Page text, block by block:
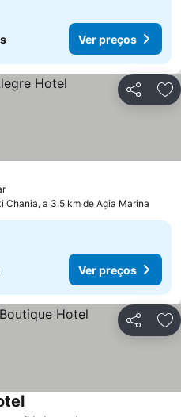
Ver preços
Partilhar
Ver preços
Chania, a 3.5 km de Agia Marina
Ver preços
Partilhar
Ver preços